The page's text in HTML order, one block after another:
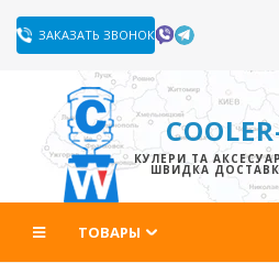
ЗАКАЗАТЬ ЗВОНОК
КУЛЕРИ ТА
ШВИДКА
ТОВАРЫ